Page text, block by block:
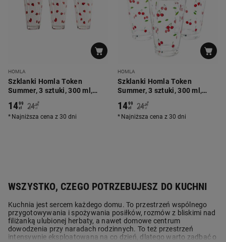
HOMLA
Szklanki Homla Token
Summer, 3 sztuki, 300 ml,
truskawki
1499
zł 24 99
zł
*
Najniższa cena z 30 dni
HOMLA
Szklanki Homla Token
Summer, 3 sztuki, 300 ml,
1499
zł 24 99
zł
*
Najniższa cena z 30 dni
WSZYSTKO, CZEGO POTRZEBUJESZ DO KUCHNI
Kuchnia jest sercem każdego domu. To przestrzeń wspólnego
przygotowywania i spożywania posiłków, rozmów z bliskimi nad
filiżanką ulubionej herbaty, a nawet domowe centrum
dowodzenia przy naradach rodzinnych. To też przestrzeń
intensywnie eksploatowana na co dzień, dlatego warto zadbać o